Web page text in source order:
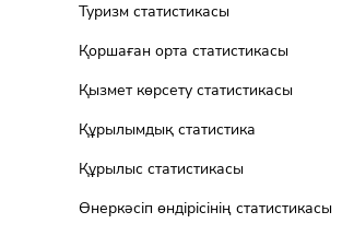
Туризм статистикасы
Қоршаған орта статистикасы
Қызмет көрсету статистикасы
Құрылымдық статистика
Құрылыс статистикасы
Өнеркәсіп өндірісінің статистикасы